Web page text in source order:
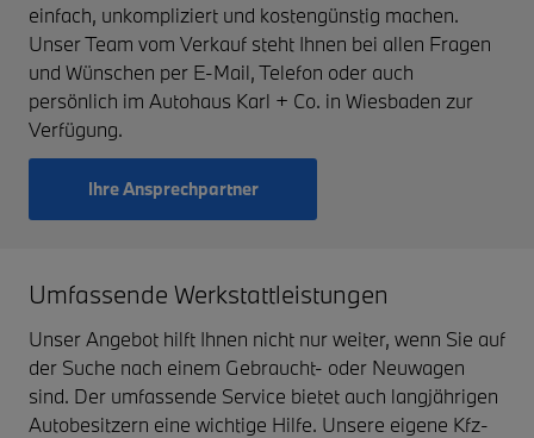
einfach, unkompliziert und kostengünstig machen.
Unser Team vom Verkauf steht Ihnen bei allen Fragen
und Wünschen per E-Mail, Telefon oder auch
persönlich im Autohaus Karl + Co. in Wiesbaden zur
Verfügung.
Ihre Ansprechpartner
Umfassende Werkstattleistungen
Unser Angebot hilft Ihnen nicht nur weiter, wenn Sie auf
der Suche nach einem Gebraucht- oder Neuwagen
sind. Der umfassende Service bietet auch langjährigen
Autobesitzern eine wichtige Hilfe. Unsere eigene Kfz-